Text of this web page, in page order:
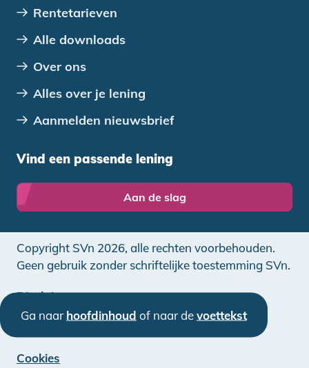
Rentetarieven
Alle downloads
Over ons
Alles over je lening
Aanmelden nieuwsbrief
Vind een passende lening
Aan de slag
Copyright SVn 2026, alle rechten voorbehouden.
Geen gebruik zonder schriftelijke toestemming SVn.
Disclaimer
Cookies
Ga naar hoofdinhoud of naar devoettekst